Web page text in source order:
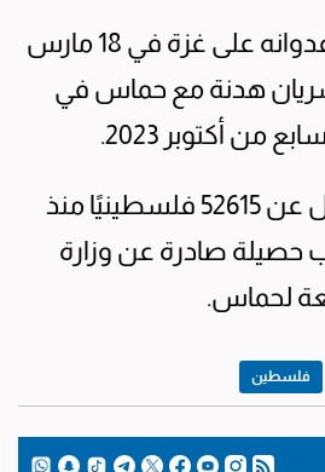
واستأنف الاحتلال عدوانه على غزة في 18 مارس
هدنة مع حماس في
من أكتوبر 2023.
واستشهد ما لا يقل عن 52615 فلسطينيًا منذ
حصيلة صادرة عن وزارة
لحماس.
فلسطين